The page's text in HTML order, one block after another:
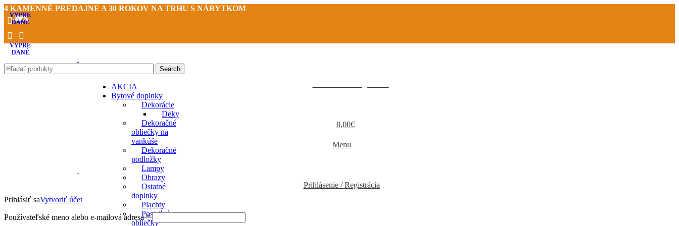
4 KAMENNÉ PREDAJNE A 30 ROKOV NA TRHU S NÁBYTKOM
AKCIA
Bytové doplnky
Dekorácie
Deky
Dekoračné
obliečky na
vankúše
Dekoračné
podložky
Lampy
Obrazy
Ostatné
doplnky
Plachty
Posteľné
obliečky
Search
0,00€
Menu
Prihlásenie / Registrácia
Prihlásiť saVytvoriť účet
Používateľské meno alebo e-mailová adresa*
-33%
-19%
-15%
-43%
-27%
-26%
VYPRE
DANÉ
-31%
-40%
VYPRE
DANÉ
VYPRE
DANÉ
-25%
VYPRE
DANÉ